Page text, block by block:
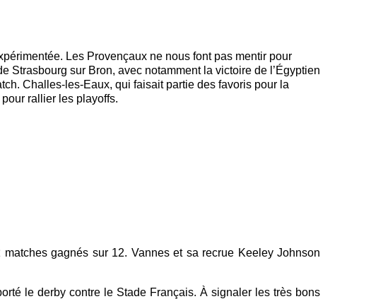
Les Provençaux ne nous font pas mentir pour
Strasbourg sur Bron, avec notamment la victoire de l’Égyptien
Challes-les-Eaux, qui faisait partie des favoris pour la
rallier les playoffs.
gagnés sur 12. Vannes et sa recrue Keeley Johnson
le derby contre le Stade Français. À signaler les très bons